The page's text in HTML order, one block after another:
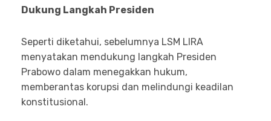
Dukung Langkah Presiden
Seperti diketahui, sebelumnya LSM LIRA
menyatakan mendukung langkah Presiden
Prabowo dalam menegakkan hukum,
memberantas korupsi dan melindungi keadilan
konstitusional.